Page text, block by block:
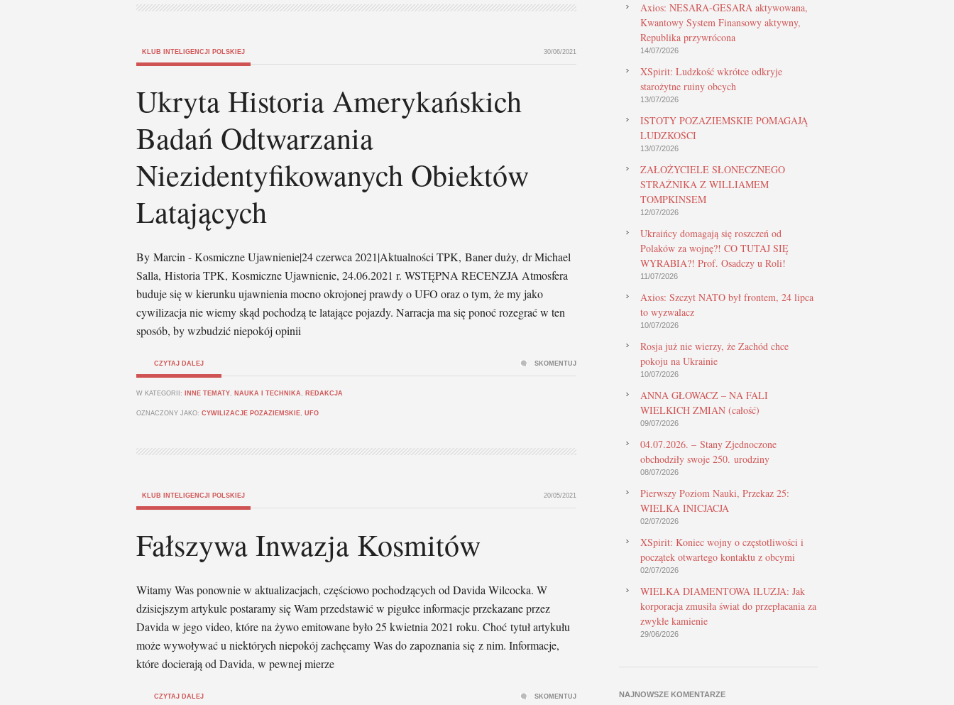
KLUB INTELIGENCJI POLSKIEJ 30/06/2021
Ukryta Historia Amerykańskich
Badań Odtwarzania
Niezidentyfikowanych Obiektów
Latających
By Marcin - Kosmiczne Ujawnienie|24 czerwca 2021|Aktualności TPK, Baner duży, dr Michael
Salla, Historia TPK, Kosmiczne Ujawnienie, 24.06.2021 r. WSTĘPNA RECENZJA Atmosfera
buduje się w kierunku ujawnienia mocno okrojonej prawdy o UFO oraz o tym, że my jako
cywilizacja nie wiemy skąd pochodzą te latające pojazdy. Narracja ma się ponoć rozegrać w ten
sposób, by wzbudzić niepokój opinii
CZYTAJ DALEJ
W KATEGORII: INNE TEMATY, NAUKA I TECHNIKA , REDAKCJA
OZNACZONY JAKO: CYWILIZACJE POZAZIEMSKIE, UFO
SKOMENTUJ
KLUB INTELIGENCJI POLSKIEJ 20/05/2021
Fałszywa Inwazja Kosmitów
Witamy Was ponownie w aktualizacjach, częściowo pochodzących od Davida Wilcocka. W
dzisiejszym artykule postaramy się Wam przedstawić w pigułce informacje przekazane przez
Davida w jego video, które na żywo emitowane było 25 kwietnia 2021 roku. Choć tytuł artykułu
może wywoływać u niektórych niepokój zachęcamy Was do zapoznania się z nim. Informacje,
które docierają od Davida, w pewnej mierze
CZYTAJ DALEJ SKOMENTUJ
Axios: NESARA-GESARA aktywowana,
Kwantowy System Finansowy aktywny,
Republika przywrócona
14/07/2026
XSpirit: Ludzkość wkrótce odkryje
starożytne ruiny obcych
13/07/2026
ISTOTY POZAZIEMSKIE POMAGAJĄ
LUDZKOŚCI
13/07/2026
ZAŁOŻYCIELE SŁONECZNEGO
STRAŻNIKA Z WILLIAMEM
TOMPKINSEM
12/07/2026
Ukraińcy domagają się roszczeń od
Polaków za wojnę?! CO TUTAJ SIĘ
WYRABIA?! Prof. Osadczy u Roli!
11/07/2026
Axios: Szczyt NATO był frontem, 24 lipca
to wyzwalacz
10/07/2026
Rosja już nie wierzy, że Zachód chce
pokoju na Ukrainie
10/07/2026
ANNA GŁOWACZ – NA FALI
WIELKICH ZMIAN (całość)
09/07/2026
04.07.2026. – Stany Zjednoczone
obchodziły swoje 250. urodziny
08/07/2026
Pierwszy Poziom Nauki, Przekaz 25:
WIELKA INICJACJA
02/07/2026
XSpirit: Koniec wojny o częstotliwości i
początek otwartego kontaktu z obcymi
02/07/2026
WIELKA DIAMENTOWA ILUZJA: Jak
korporacja zmusiła świat do przepłacania za
zwykłe kamienie
29/06/2026
NAJNOWSZE KOMENTARZE